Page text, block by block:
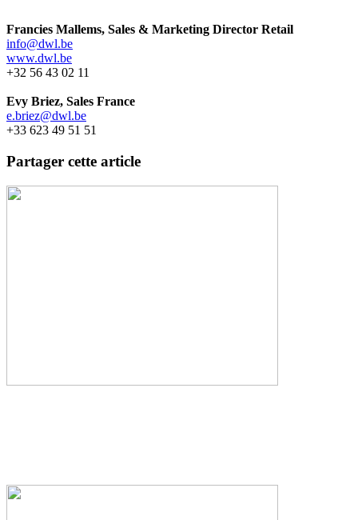
Francies Mallems, Sales & Marketing Director Retail
info@dwl.be
www.dwl.be
+32 56 43 02 11
Evy Briez, Sales France
e.briez@dwl.be
+33 623 49 51 51
Partager cette article